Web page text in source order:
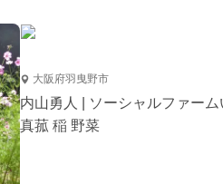
大阪府羽曳野市
内山勇人 | ソーシャルファー
真菰 稲 野菜